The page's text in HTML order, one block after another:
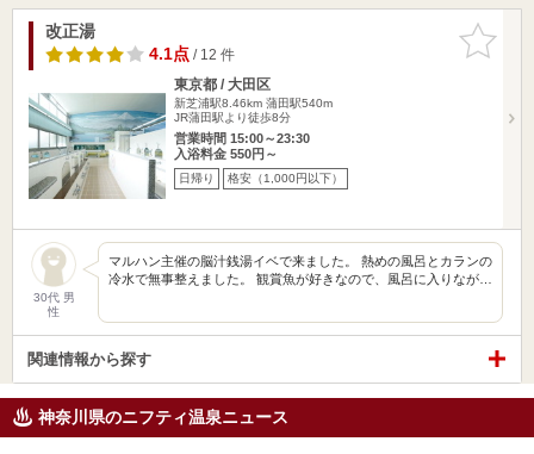
お気に入
りに追加
改正湯
4.1点/ 12 件
東京都 / 大田区
新芝浦駅8.46km 蒲田駅540m
JR蒲田駅より徒歩8分
営業時間 15:00～23:30
入浴料金 550円～
日帰り 格安（1,000円以下）
30代 男
性
マルハン主催の脳汁銭湯イベで来ました。 熱めの風呂とカランの
冷水で無事整えました。 観賞魚が好きなので、風呂に入りなが…
関連情報から探す
神奈川県のニフティ温泉ニュース